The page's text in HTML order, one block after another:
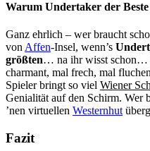
Warum Undertaker der
Ganz ehrlich – wer braucht
von Affen-Insel, wenn’s
größten… na ihr wisst schon…
charmant, mal frech, mal
Spieler bringt so viel Wiener
Genialität auf den Schirm. Wer
’nen virtuellen Westernhut
Fazit